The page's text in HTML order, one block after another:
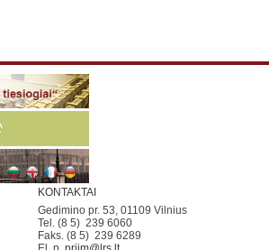
KONTAKTAI
Gedimino pr. 53, 01109 Vilnius
Tel. (8 5) 239 6060
Faks. (8 5) 239 6289